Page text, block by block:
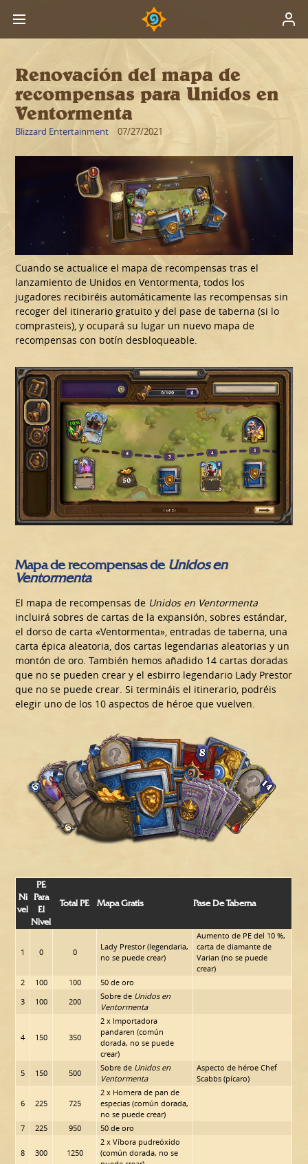
Renovación del mapa de
recompensas para Unidos en
Ventormenta
Blizzard Entertainment 07/27/2021
Cuando se actualice el mapa de recompensas tras el
lanzamiento de Unidos en Ventormenta, todos los
jugadores recibiréis automáticamente las recompensas sin
recoger del itinerario gratuito y del pase de taberna (si lo
comprasteis), y ocupará su lugar un nuevo mapa de
recompensas con botín desbloqueable.
Mapa de recompensas deUnidos en
Ventormenta
El mapa de recompensas de Unidos en Ventormenta
incluirá sobres de cartas de la expansión, sobres estándar,
el dorso de carta «Ventormenta», entradas de taberna, una
carta épica aleatoria, dos cartas legendarias aleatorias y un
montón de oro. También hemos añadido 14 cartas doradas
que no se pueden crear y el esbirro legendario Lady Prestor
que no se puede crear. Si termináis el itinerario, podréis
elegir uno de los 10 aspectos de héroe que vuelven.
Ni
Vel
PE
Para
El
Nivel
Total PE Mapa Gratis Pase De Taberna
1 0 0
Lady Prestor (legendaria,
no se puede crear)
Aumento de PE del 10 %,
carta de diamante de
Varian (no se puede
crear)
2
100 100
50 de oro
3
100 200
Sobre de Unidos en
Ventormenta
4 150 350
2 x Importadora
pandaren (común
dorada, no se puede
crear)
5
150 500
Sobre de Unidos en
Ventormenta
Aspecto de héroe Chef
Scabbs (pícaro)
6 225 725
2 x Hornera de pan de
especias (común dorada,
no se puede crear)
7
225 950 50 de oro
8 300 1250
2 x Víbora pudreóxido
(común dorada, no se